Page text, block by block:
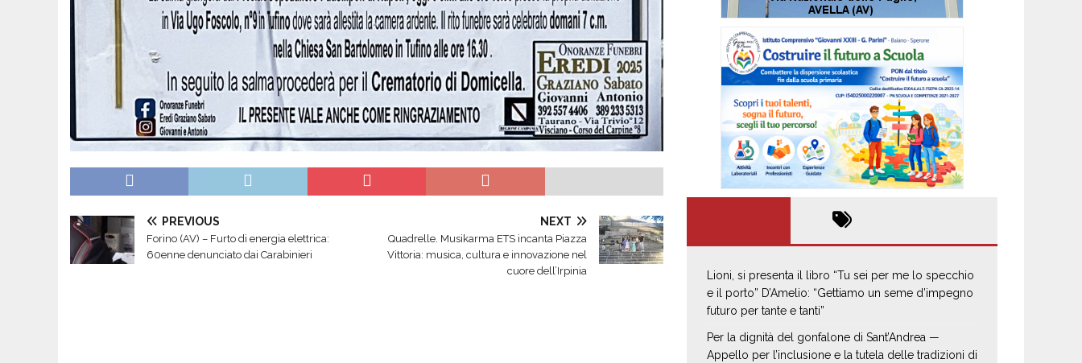
PREVIOUS
Forino (AV) – Furto di energia elettrica:
60enne denunciato dai Carabinieri
NEXT
Quadrelle. Musikarma ETS incanta Piazza
Vittoria: musica, cultura e innovazione nel
cuore dell’Irpinia
Lioni, si presenta il libro “Tu sei per me lo specchio
e il porto” D’Amelio: “Gettiamo un seme d’impegno
futuro per tante e tanti”
Per la dignità del gonfalone di Sant’Andrea —
Appello per l’inclusione e la tutela delle tradizioni di